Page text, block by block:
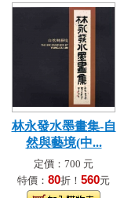
林永發水墨畫集-自
然與藝境(中...
定價：700 元
特價： 80折！ 560元